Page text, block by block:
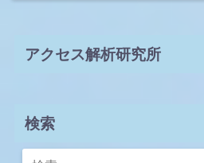
アクセス解析研究所
検索